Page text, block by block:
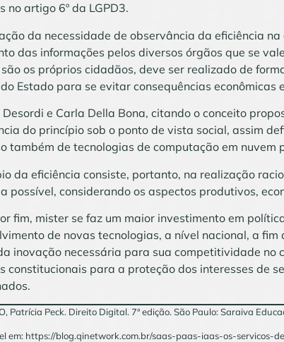
no artigo 6º da LGPD3.
da necessidade de observância da eficiência
das informações pelos diversos órgãos que se
os próprios cidadãos, deve ser realizado de
Estado para se evitar consequências econômicas
e Carla Della Bona, citando o conceito
do princípio sob o ponto de vista social, assim
também de tecnologias de computação em nuvem
da eficiência consiste, portanto, na realização
possível, considerando os aspectos produtivos,
fim, mister se faz um maior investimento em
de novas tecnologias, a nível nacional, a
inovação necessária para sua competitividade no
constitucionais para a proteção dos interesses de
Patrícia Peck. Direito Digital. 7ª edição. São Paulo: Saraiva
em: https://blog.qinetwork.com.br/saas-paas-iaas-os-servicos-